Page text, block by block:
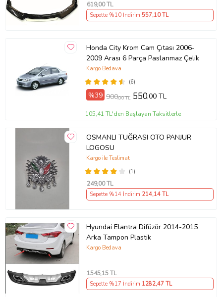
619,00 TL
Sepette %10 İndirim 557,10 TL
Honda City Krom Cam Çıtası 2006-
2009 Arası 6 Parça Paslanmaz Çelik
(6)
Kargo Bedava
%39 900,00 TL 550,00 TL
105,41 TL'den Başlayan Taksitlerle
OSMANLI TUĞRASI OTO PANJUR
LOGOSU
(1)
Kargo ile Teslimat
249,00 TL
Sepette %14 İndirim 214,14 TL
Hyundai Elantra Difüzör 2014-2015
Arka Tampon Plastik
Kargo Bedava
1545,15 TL
Sepette %17 İndirim 1282,47 TL